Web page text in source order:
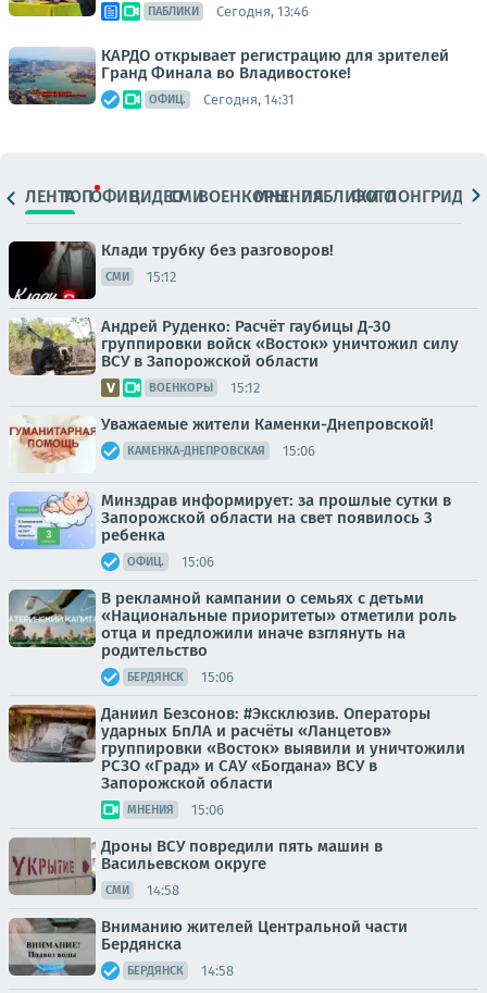
ПАБЛИКИ Сегодня, 13:46
КАРДО открывает регистрацию для зрителей
Гранд Финала во Владивостоке!
ОФИЦ. Сегодня, 14:31
ЛЕНТАТОПОФИЦ.ВИДЕОСМИВОЕНКОРЫМНЕНИЯПАБЛИКИ
ФОТОЛОНГРИДЫ
Клади трубку без разговоров!
СМИ 15:12
Андрей Руденко: Расчёт гаубицы Д-30
группировки войск «Восток» уничтожил силу
ВСУ в Запорожской области
ВОЕНКОРЫ 15:12
Уважаемые жители Каменки-Днепровской!
КАМЕНКА-ДНЕПРОВСКАЯ 15:06
Минздрав информирует: за прошлые сутки в
Запорожской области на свет появилось 3
ребенка
ОФИЦ. 15:06
В рекламной кампании о семьях с детьми
«Национальные приоритеты» отметили роль
отца и предложили иначе взглянуть на
родительство
БЕРДЯНСК 15:06
Даниил Безсонов: #Эксклюзив. Операторы
ударных БпЛА и расчёты «Ланцетов»
группировки «Восток» выявили и уничтожили
РСЗО «Град» и САУ «Богдана» ВСУ в
Запорожской области
МНЕНИЯ 15:06
Дроны ВСУ повредили пять машин в
Васильевском округе
СМИ 14:58
Вниманию жителей Центральной части
Бердянска
БЕРДЯНСК 14:58